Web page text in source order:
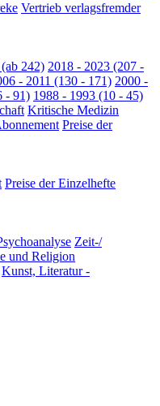
Vertrieb verlagsfremder
242) 2018 - 2023 (207 -
- 2011 (130 - 171) 2000 -
- 91) 1988 - 1993 (10 - 45)
Kritische Medizin
Preise der
Preise der Einzelhefte
Zeit-/
und Religion
Kunst, Literatur -